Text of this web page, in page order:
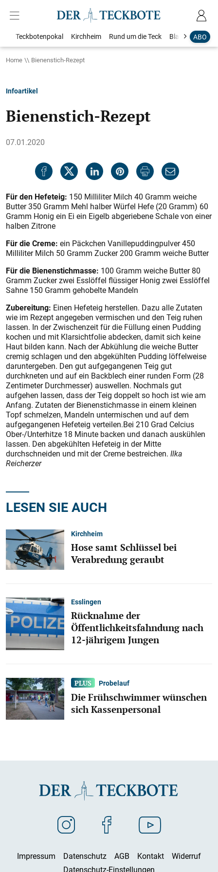
ABO
Teckbotenpokal Kirchheim Rund um die Teck Blaulicht
Home Bienenstich-Rezept
Infoartikel
Bienenstich-Rezept
07.01.2020
Für den Hefeteig: 150 Milliliter Milch 40 Gramm weiche
Butter 350 Gramm Mehl halber Würfel Hefe (20 Gramm) 60
Gramm Honig ein Ei ein Eigelb abgeriebene Schale von einer
halben Zitrone
Für die Creme: ein Päckchen Vanillepuddingpulver 450
Milliliter Milch 50 Gramm Zucker 200 Gramm weiche Butter
Für die Bienenstichmasse: 100 Gramm weiche Butter 80
Gramm Zucker zwei Esslöffel flüssiger Honig zwei Esslöffel
Sahne 150 Gramm gehobelte Mandeln
Zubereitung: Einen Hefeteig herstellen. Dazu alle Zutaten
wie im Rezept angegeben vermischen und den Teig ruhen
lassen. In der Zwischenzeit für die Füllung einen Pudding
kochen und mit Klarsichtfolie abdecken, damit sich keine
Haut bilden kann. Nach der Abkühlung die weiche Butter
cremig schlagen und den abgekühlten Pudding löffelweise
daruntergeben. Den gut aufgegangenen Teig gut
durchkneten und auf ein Backblech einer runden Form (28
Zentimeter Durchmesser) auswellen. Nochmals gut
aufgehen lassen, dass der Teig doppelt so hoch ist wie am
Anfang. Zutaten der Bienenstichmasse in einem kleinen
Topf schmelzen, Mandeln untermischen und auf dem
aufgegangenen Hefeteig verteilen.Bei 210 Grad Celcius
Ober-/Unterhitze 18 Minute backen und danach auskühlen
lassen. Den abgekühlten Hefeteig in der Mitte
durchschneiden und mit der Creme bestreichen. Ilka
Reicherzer
LESEN SIE AUCH
Kirchheim
Hose samt Schlüssel bei
Verabredung geraubt
Esslingen
Rücknahme der
Öffentlichkeitsfahndung nach
12-jährigem Jungen
Probelauf
Die Frühschwimmer wünschen
sich Kassenpersonal
Impressum Datenschutz AGB Kontakt
Widerruf
Datenschutz-Einstellungen